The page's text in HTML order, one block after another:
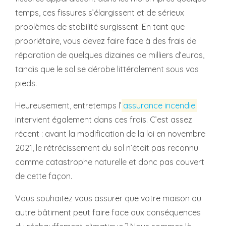
temps, ces fissures s’élargissent et de sérieux
problèmes de stabilité surgissent. En tant que
propriétaire, vous devez faire face à des frais de
réparation de quelques dizaines de milliers d’euros,
tandis que le sol se dérobe littéralement sous vos
pieds.
Heureusement, entretemps l’ assurance incendie
intervient également dans ces frais. C’est assez
récent : avant la modification de la loi en novembre
2021, le rétrécissement du sol n’était pas reconnu
comme catastrophe naturelle et donc pas couvert
de cette façon.
Vous souhaitez vous assurer que votre maison ou
autre bâtiment peut faire face aux conséquences